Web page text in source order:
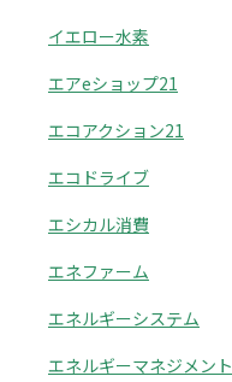
イエロー水素
エアeショップ21
エコアクション21
エコドライブ
エシカル消費
エネファーム
エネルギーシステム
エネルギーマネジメント